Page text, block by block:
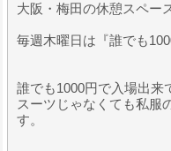
大阪・梅田の休憩スペ
毎週木曜日は『誰でも
誰でも1000円で入場出来
スーツじゃなくても私服
す。